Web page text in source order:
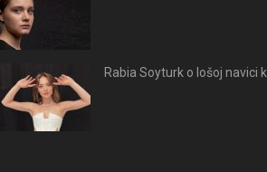
Rabia Soyturk o lošoj navici